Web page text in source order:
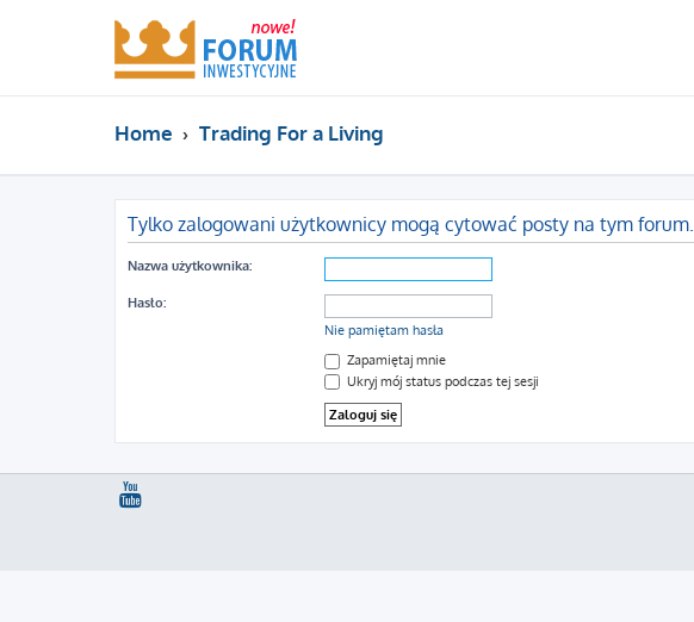
Home Trading For a Living
Tylko zalogowani użytkownicy mogą cytować posty na tym forum.
Nazwa użytkownika:
Hasło:
Nie pamiętam hasła
Zapamiętaj mnie
Ukryj mój status podczas tej sesji